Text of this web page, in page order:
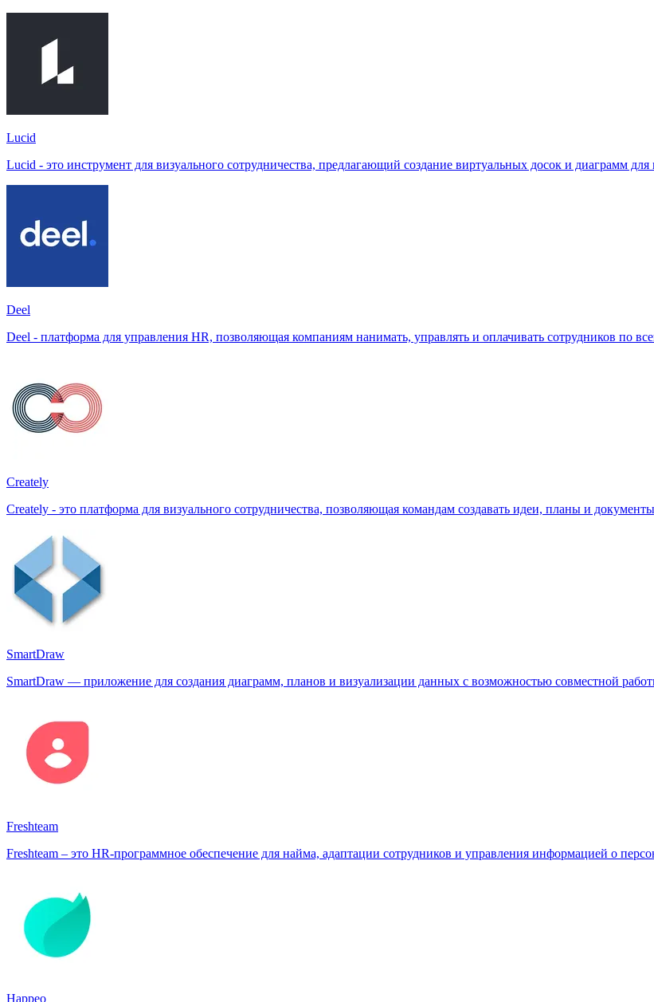
Lucid
Lucid - это инструмент для визуального сотрудничества, предлагающий создание виртуальных досок и диаграмм
Deel
Deel - платформа для управления HR, позволяющая компаниям нанимать, управлять и оплачивать сотрудников по
Creately
Creately - это платформа для визуального сотрудничества, позволяющая командам создавать идеи, планы и
SmartDraw
SmartDraw — приложение для создания диаграмм, планов и визуализации данных с возможностью совместной
Freshteam
Freshteam – это HR-программное обеспечение для найма, адаптации сотрудников и управления информацией о
Happeo